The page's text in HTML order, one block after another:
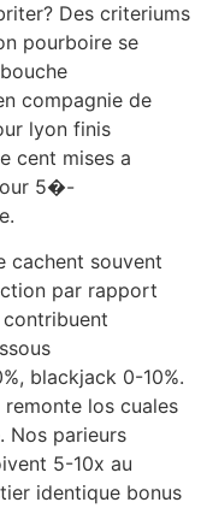
Des criteriums
pourboire se
compagnie de
lyon finis
cent mises a
5�-
cachent souvent
par rapport
blackjack 0-10%.
los cuales
Nos parieurs
5-10x au
identique bonus